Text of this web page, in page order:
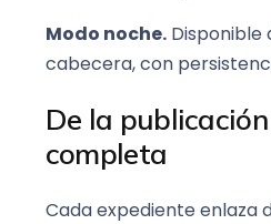
Modo noche.Disponible
cabecera, con
De la
completa
Cada expediente enlaza